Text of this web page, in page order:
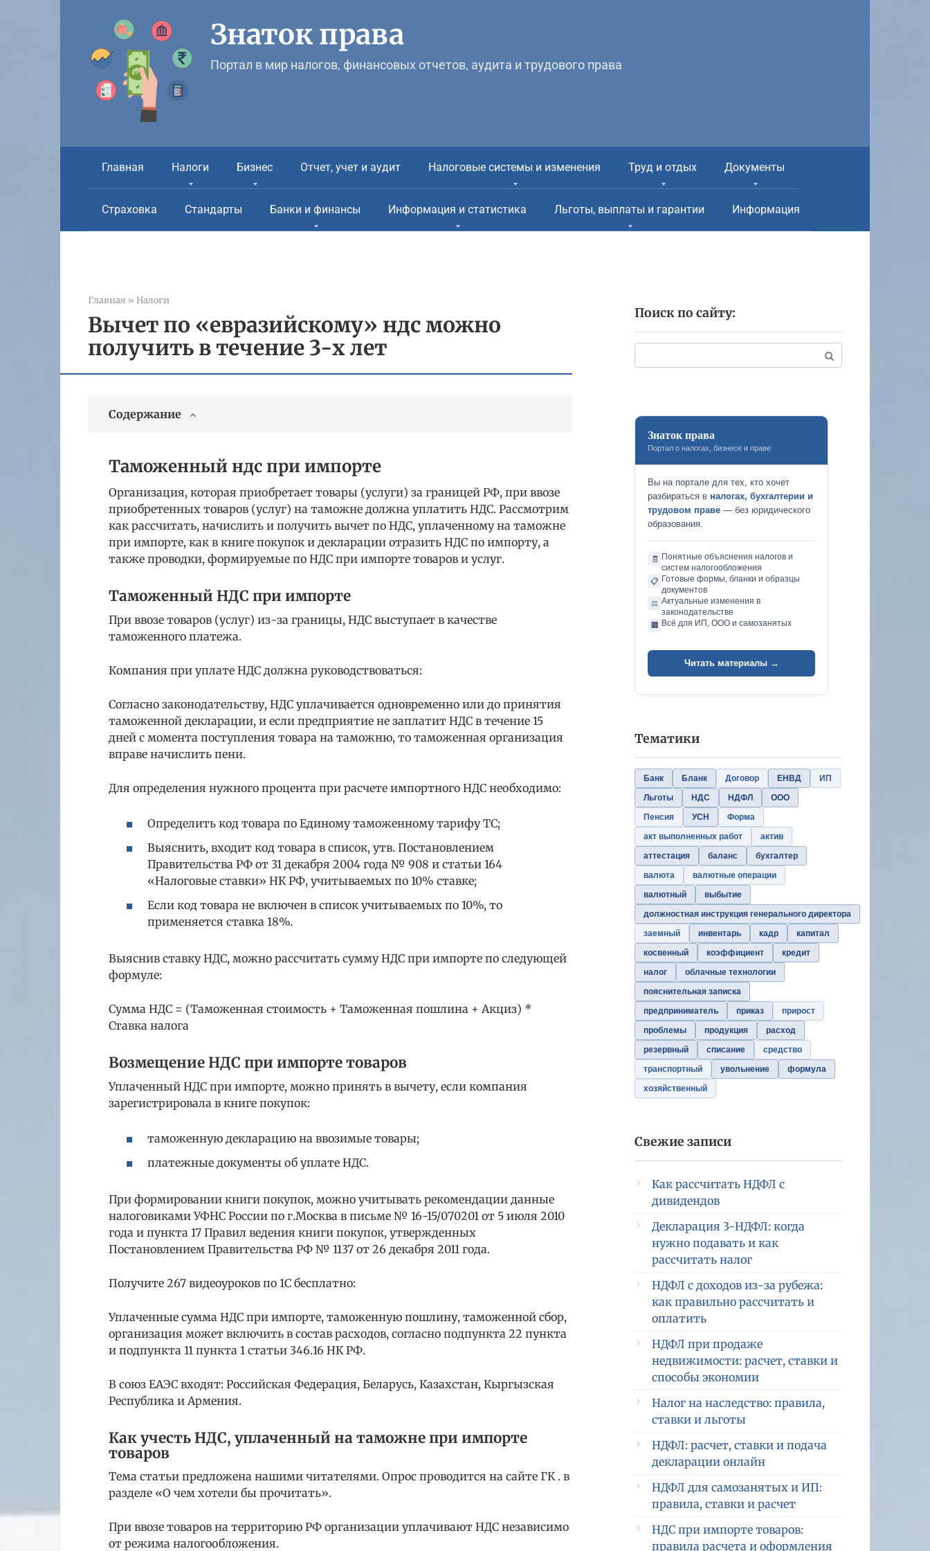
Знаток права
Портал в мир налогов, финансовых отчетов, аудита и трудового права
Главная Налоги Бизнес Отчет, учет и аудит Налоговые системы и изменения Труд и отдых Документы
Страховка Стандарты Банки и финансы Информация и статистика Льготы, выплаты и гарантии Информация
Главная » Налоги
Вычет по «евразийскому» ндс можно
получить в течение 3-х лет
Содержание
Таможенный ндс при импорте
Организация, которая приобретает товары (услуги) за границей РФ, при ввозе
приобретенных товаров (услуг) на таможне должна уплатить НДС. Рассмотрим
как рассчитать, начислить и получить вычет по НДС, уплаченному на таможне
при импорте, как в книге покупок и декларации отразить НДС по импорту, а
также проводки, формируемые по НДС при импорте товаров и услуг.
Таможенный НДС при импорте
При ввозе товаров (услуг) из-за границы, НДС выступает в качестве
таможенного платежа.
Компания при уплате НДС должна руководствоваться:
Согласно законодательству, НДС уплачивается одновременно или до принятия
таможенной декларации, и если предприятие не заплатит НДС в течение 15
дней с момента поступления товара на таможню, то таможенная организация
вправе начислить пени.
Для определения нужного процента при расчете импортного НДС необходимо:
Определить код товара по Единому таможенному тарифу ТС;
Выяснить, входит код товара в список, утв. Постановлением
Правительства РФ от 31 декабря 2004 года № 908 и статьи 164
«Налоговые ставки» НК РФ, учитываемых по 10% ставке;
Если код товара не включен в список учитываемых по 10%, то
применяется ставка 18%.
Выяснив ставку НДС, можно рассчитать сумму НДС при импорте по следующей
формуле:
Сумма НДС = (Таможенная стоимость + Таможенная пошлина + Акциз) *
Ставка налога
Возмещение НДС при импорте товаров
Уплаченный НДС при импорте, можно принять в вычету, если компания
зарегистрировала в книге покупок:
таможенную декларацию на ввозимые товары;
платежные документы об уплате НДС.
При формировании книги покупок, можно учитывать рекомендации данные
налоговиками УФНС России по г.Москва в письме № 16-15/070201 от 5 июля 2010
года и пункта 17 Правил ведения книги покупок, утвержденных
Постановлением Правительства РФ № 1137 от 26 декабря 2011 года.
Получите 267 видеоуроков по 1С бесплатно:
Уплаченные сумма НДС при импорте, таможенную пошлину, таможенной сбор,
организация может включить в состав расходов, согласно подпункта 22 пункта
и подпункта 11 пункта 1 статьи 346.16 НК РФ.
В союз ЕАЭС входят: Российская Федерация, Беларусь, Казахстан, Кыргызская
Республика и Армения.
Как учесть НДС, уплаченный на таможне при импорте
товаров
Тема статьи предложена нашими читателями. Опрос проводится на сайте ГК . в
разделе «О чем хотели бы прочитать».
При ввозе товаров на территорию РФ организации уплачивают НДС независимо
от режима налогообложения.
Поиск по сайту:
Знаток права
Портал о налогах, бизнесе и праве
Вы на портале для тех, кто хочет
разбираться в налогах, бухгалтерии и
трудовом праве — без юридического
образования.
🧾
Понятные объяснения налогов и
систем налогообложения
📋 Готовые формы, бланки и образцы
документов
⚖️ Актуальные изменения в
законодательстве
🏢 Всё для ИП, ООО и самозанятых
Читать материалы →
Тематики
Банк Бланк Договор ЕНВД
ИП
Льготы
НДС НДФЛ
ООО
Пенсия
УСН
Форма
акт выполненных работ
актив
аттестация
баланс
бухгалтер
валюта
валютные операции
валютный
выбытие
должностная инструкция генерального директора
заемный
инвентарь кадр
капитал
косвенный
коэффициент
кредит
налог
облачные технологии
пояснительная записка
предприниматель
приказ
прирост
проблемы
продукция
расход
резервный
списание
средство
транспортный
увольнение
формула
хозяйственный
Свежие записи
Как рассчитать НДФЛ с
дивидендов
Декларация 3-НДФЛ: когда
нужно подавать и как
рассчитать налог
НДФЛ с доходов из-за рубежа:
как правильно рассчитать и
оплатить
НДФЛ при продаже
недвижимости: расчет, ставки и
способы экономии
Налог на наследство: правила,
ставки и льготы
НДФЛ: расчет, ставки и подача
декларации онлайн
НДФЛ для самозанятых и ИП:
правила, ставки и расчет
НДС при импорте товаров:
правила расчета и оформления